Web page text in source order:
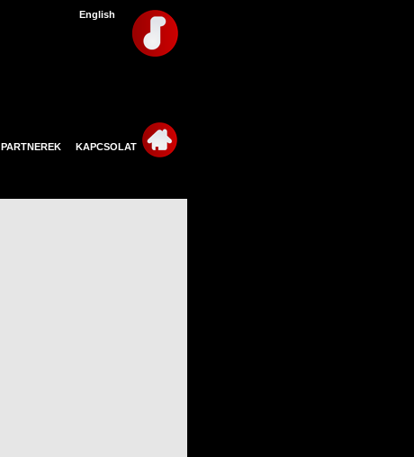
PARTNEREK KAPCSOLAT
English